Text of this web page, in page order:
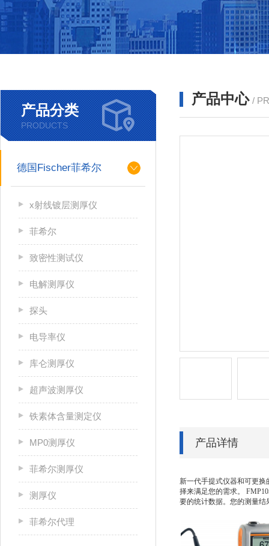
产品分类
PRODUCTS
德国Fischer菲希尔
x射线镀层测厚仪
菲希尔
致密性测试仪
电解测厚仪
探头
电导率仪
库仑测厚仪
超声波测厚仪
铁素体含量测定仪
MP0测厚仪
菲希尔测厚仪
测厚仪
菲希尔代理
产品中心 /
产品详情
新一代手提式仪器和可更
择来满足您的需求。
要的统计数据。您的测量